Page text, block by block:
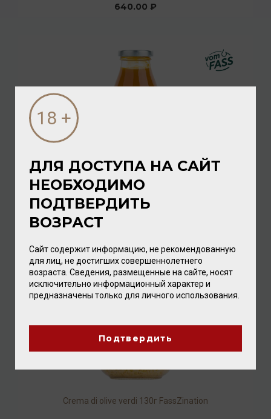
640.00 ₽
Gourmet Pikantes Mango-Ketchup 250мл
Соус/ фруктовый
Crema di olive verdi 130г FassZination
ДЛЯ ДОСТУПА НА САЙТ
НЕОБХОДИМО
ПОДТВЕРДИТЬ
ВОЗРАСТ
Сайт содержит информацию, не рекомендованную
для лиц, не достигших совершеннолетнего
возраста. Сведения, размещенные на сайте, носят
исключительно информационный характер и
предназначены только для личного использования.
Подтвердить